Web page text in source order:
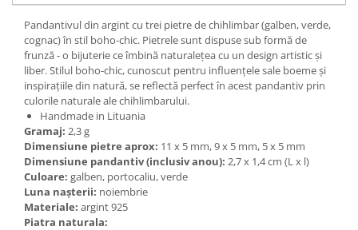
Bijuterii spinel
Bijuterii tanzanit
Bijuterii topaz
Bijuterii turcoaz
Bijuterii turmaline
Bijuterii morganit
Pandantivul din argint cu trei pietre de chihlimbar (galben, verde,
cognac) în stil boho-chic. Pietrele sunt dispuse sub formă de
frunză - o bijuterie ce îmbină naturalețea cu un design artistic și
liber. Stilul boho-chic, cunoscut pentru influențele sale boeme și
inspirațiile din natură, se reflectă perfect în acest pandantiv prin
culorile naturale ale chihlimbarului.
Handmade in Lituania
Gramaj: 2,3 g
Dimensiune pietre aprox: 11 x 5 mm, 9 x 5 mm, 5 x 5 mm
Dimensiune pandantiv (inclusiv anou): 2,7 x 1,4 cm (L x l)
Culoare: galben, portocaliu, verde
Luna nașterii: noiembrie
Materiale: argint 925
Piatra naturala: